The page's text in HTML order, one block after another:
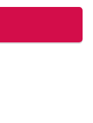
他の記事を読む